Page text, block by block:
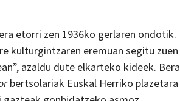
etorri zen 1936ko gerlaren ondotik.
kulturgintzaren eremuan segitu zuen
azaldu dute elkarteko kideek. Bera
bertsolariak Euskal Herriko plazetara